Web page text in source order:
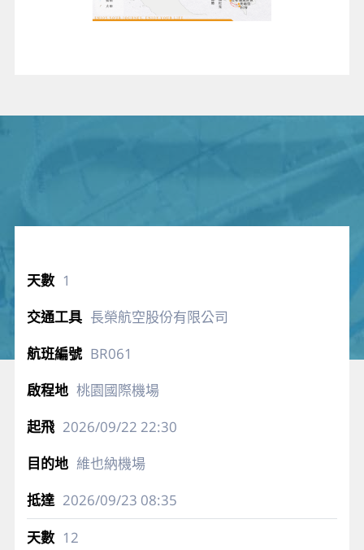
1
長榮航空股份有限公司
BR061
桃園國際機場
2026/09/22 22:30
維也納機場
2026/09/23 08:35
12